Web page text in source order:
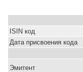
ISIN код
Дата присвоения кода
Эмитент